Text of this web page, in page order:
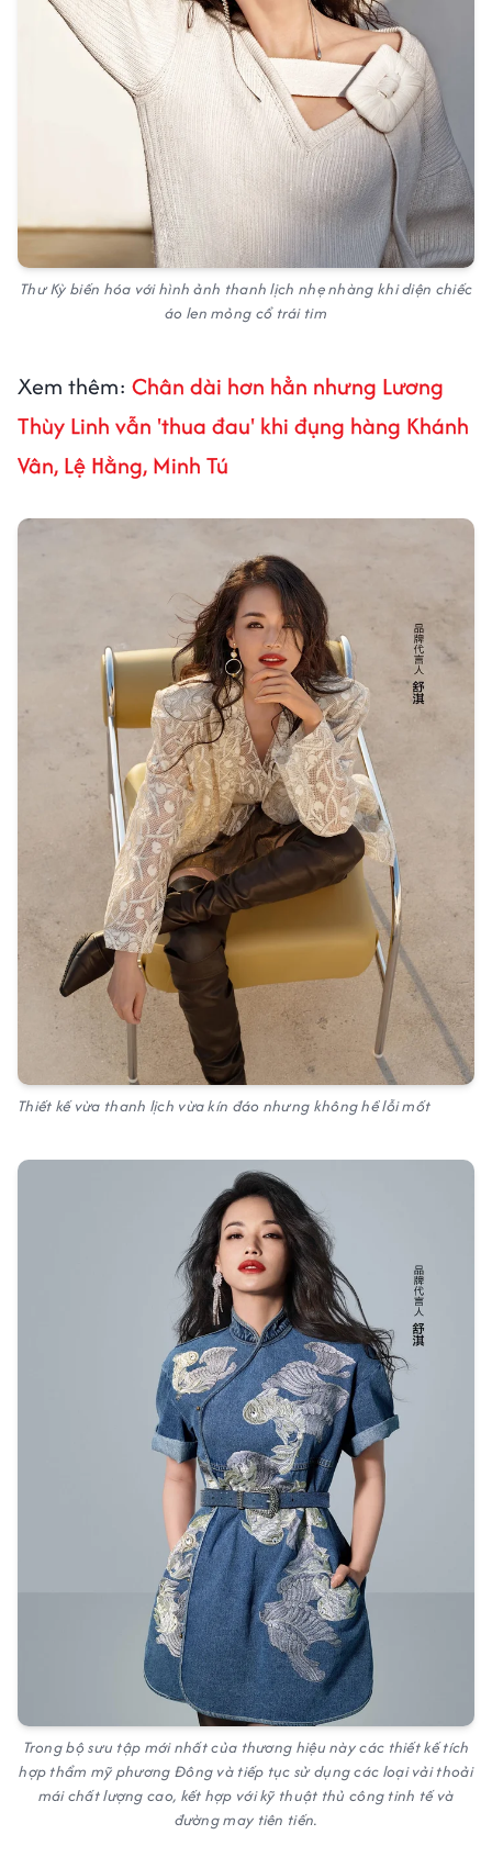
Thư Kỳ biến hóa với hình ảnh thanh lịch nhẹ nhàng khi diện chiếc
áo len mỏng cổ trái tim
Xem thêm: Chân dài hơn hẳn nhưng Lương
Thùy Linh vẫn 'thua đau' khi đụng hàng Khánh
Vân, Lệ Hằng, Minh Tú
Thiết kế vừa thanh lịch vừa kín đáo nhưng không hề lỗi mốt
Trong bộ sưu tập mới nhất của thương hiệu này các thiết kế tích
hợp thẩm mỹ phương Đông và tiếp tục sử dụng các loại vải thoải
mái chất lượng cao, kết hợp với kỹ thuật thủ công tinh tế và
đường may tiên tiến.